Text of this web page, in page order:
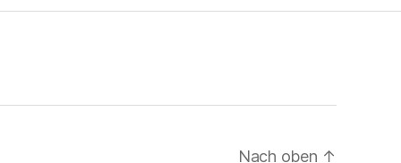
Nach oben ↑